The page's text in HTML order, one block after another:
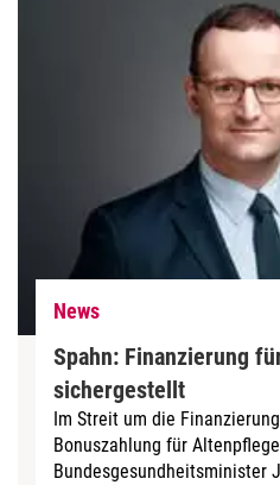
News
Spahn: Finanzierung
sichergestellt
Im Streit um die
Bonuszahlung für
Bundesgesundheitsminister